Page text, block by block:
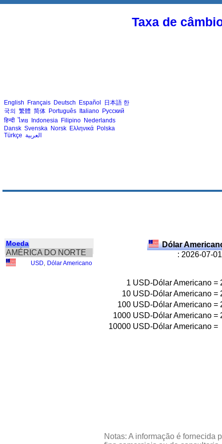
Taxa de
English Français Deutsch Español 日本語 한
국의 繁體 简体 Português Italiano Русский
हिन्दी ไทย Indonesia Filipino Nederlands
Dansk Svenska Norsk Ελληνικά Polska
Türkçe العربية
Moeda
AMÉRICA DO NORTE
USD Dólar Americano
Dólar
: 2026-07-
1 USD-Dólar Americano =
10 USD-Dólar Americano =
100 USD-Dólar Americano =
1000 USD-Dólar Americano =
10000 USD-Dólar Americano =
Notas: A informação é fornecida